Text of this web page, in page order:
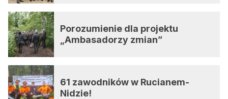
Porozumienie dla projektu
„Ambasadorzy zmian”
61 zawodników w Rucianem-
Nidzie!